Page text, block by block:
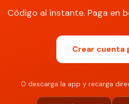
Código al instante. Paga en
Crear cuenta
O descarga la app y recarga